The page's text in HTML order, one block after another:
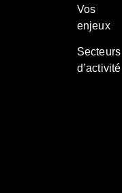
Vos
enjeux
Secteurs
d’activité